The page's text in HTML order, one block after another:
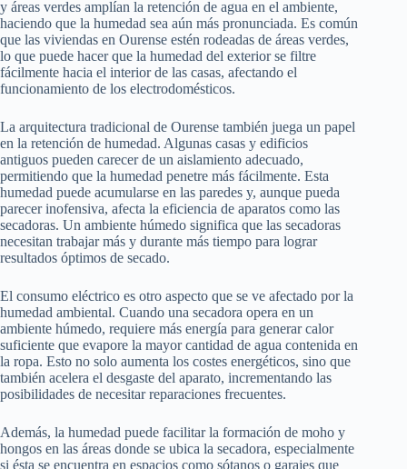
y áreas verdes amplían la retención de agua en el ambiente,
haciendo que la humedad sea aún más pronunciada. Es común
que las viviendas en Ourense estén rodeadas de áreas verdes,
lo que puede hacer que la humedad del exterior se filtre
fácilmente hacia el interior de las casas, afectando el
funcionamiento de los electrodomésticos.
La arquitectura tradicional de Ourense también juega un papel
en la retención de humedad. Algunas casas y edificios
antiguos pueden carecer de un aislamiento adecuado,
permitiendo que la humedad penetre más fácilmente. Esta
humedad puede acumularse en las paredes y, aunque pueda
parecer inofensiva, afecta la eficiencia de aparatos como las
secadoras. Un ambiente húmedo significa que las secadoras
necesitan trabajar más y durante más tiempo para lograr
resultados óptimos de secado.
El consumo eléctrico es otro aspecto que se ve afectado por la
humedad ambiental. Cuando una secadora opera en un
ambiente húmedo, requiere más energía para generar calor
suficiente que evapore la mayor cantidad de agua contenida en
la ropa. Esto no solo aumenta los costes energéticos, sino que
también acelera el desgaste del aparato, incrementando las
posibilidades de necesitar reparaciones frecuentes.
Además, la humedad puede facilitar la formación de moho y
hongos en las áreas donde se ubica la secadora, especialmente
si ésta se encuentra en espacios como sótanos o garajes que